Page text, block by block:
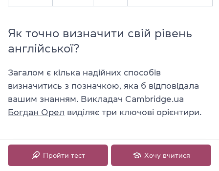
Як точно визначити свій рівень
англійської?
Загалом є кілька надійних способів
визначитись з позначкою, яка б відповідала
вашим знанням. Викладач Cambridge.ua
Богдан Орел виділяє три ключові орієнтири.
Пройти тест Хочу вчитися